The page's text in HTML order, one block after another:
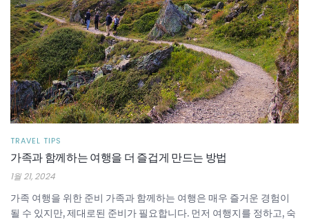
TRAVEL TIPS
가족과 함께하는 여행을 더 즐겁게 만드는 방법
1월 21, 2024
가족 여행을 위한 준비 가족과 함께하는 여행은 매우 즐거운 경험이
될 수 있지만, 제대로된 준비가 필요합니다. 먼저 여행지를 정하고, 숙